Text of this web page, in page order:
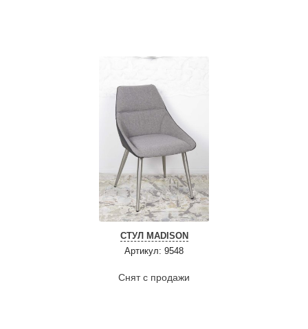
СТУЛ MADISON
Артикул: 9548
Снят с продажи